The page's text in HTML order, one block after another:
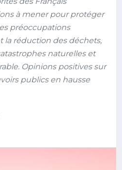
à mener pour protéger
préoccupations
la réduction des déchets,
naturelles et
Opinions positives sur
publics en hausse